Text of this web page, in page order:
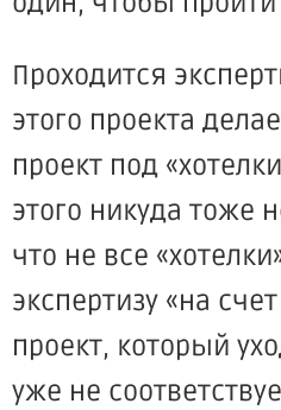
Проходится
этого проекта
проект под
этого никуда тоже
что не все
экспертизу «на
проект, который
уже не